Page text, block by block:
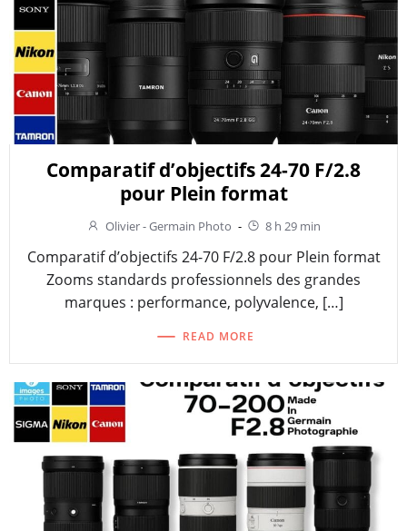
Comparatif d’objectifs 24-70 F/2.8
pour Plein format
Olivier - Germain Photo - 8 h 29 min
Comparatif d’objectifs 24-70 F/2.8 pour Plein format
Zooms standards professionnels des grandes
marques : performance, polyvalence, […]
READ MORE